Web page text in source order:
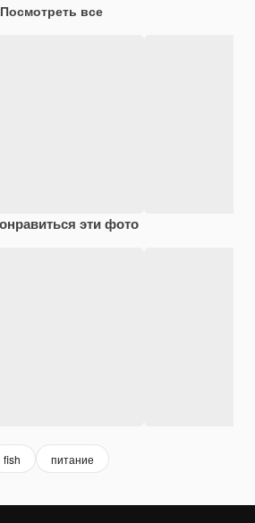
Посмотреть все
эти фото
fish питание